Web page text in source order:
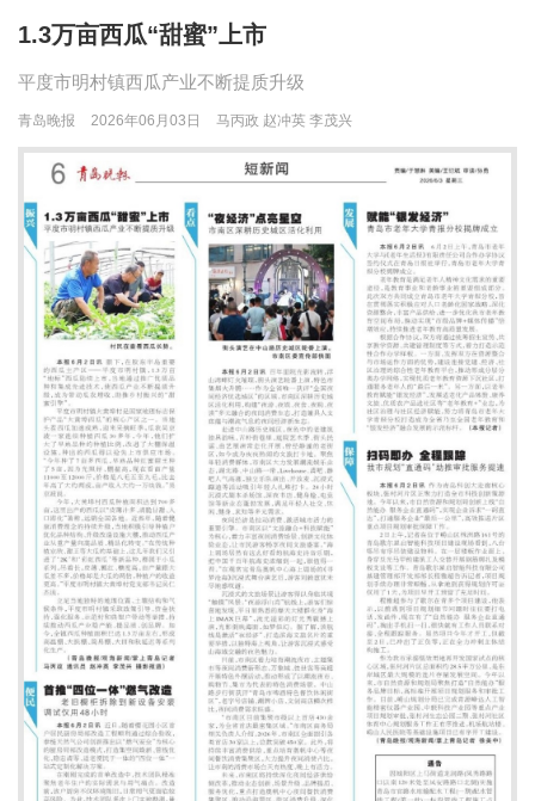
1.3万亩西瓜“甜蜜”上市
平度市明村镇西瓜产业不断提质升级
青岛晚报 2026年06月03日 马丙政 赵冲英 李茂兴